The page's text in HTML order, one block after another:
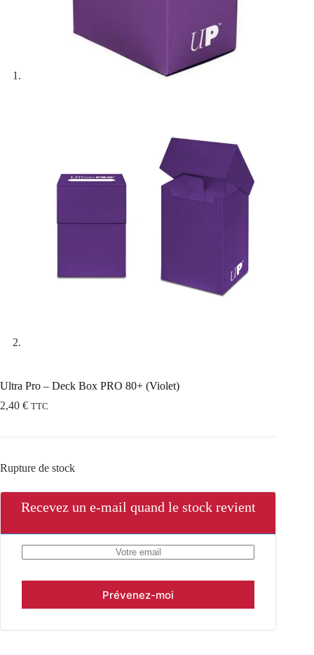
Ultra Pro – Deck Box PRO 80+ (Violet)
2,40 € TTC
Rupture de stock
Recevez un e-mail quand le stock revient